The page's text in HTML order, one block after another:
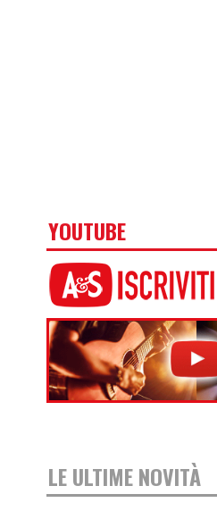
YOUTUBE
LE ULTIME NOVITÀ